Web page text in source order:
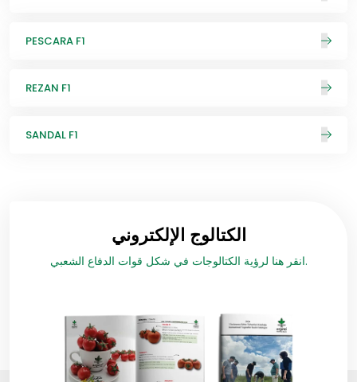
PESCARA F1
REZAN F1
SANDAL F1
الكتالوج الإلكتروني
انقر هنا لرؤية الكتالوجات في شكل قوات الدفاع الشعبي.